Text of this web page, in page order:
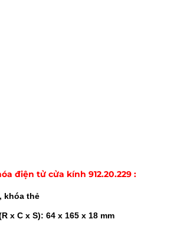
điện tử cửa kính 912.20.229 :
khóa thẻ
x C x S): 64 x 165 x 18 mm